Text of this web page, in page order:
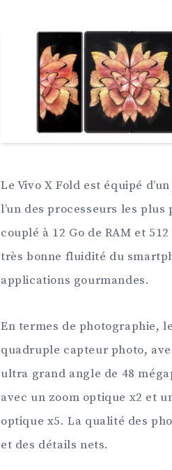
Le Vivo X Fold est équipé
l’un des processeurs les
couplé à 12 Go de RAM et
très bonne fluidité du
applications gourmandes.
En termes de photographie,
quadruple capteur photo,
ultra grand angle de 48
avec un zoom optique x2 et
optique x5. La qualité des
et des détails nets.